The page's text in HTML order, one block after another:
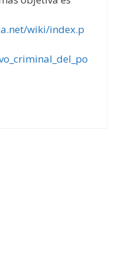
wiki/index.p